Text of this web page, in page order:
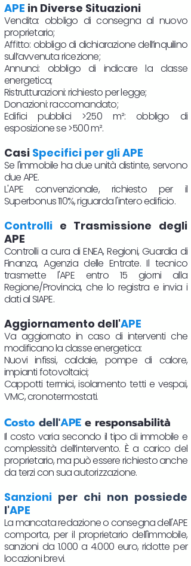
APE in Diverse Situazioni
Vendita: obbligo di consegna al nuovo
proprietario;
Affitto: obbligo di dichiarazione dell’inquilino
sull’avvenuta ricezione;
Annunci: obbligo di indicare la classe
energetica;
Ristrutturazioni: richiesto per legge;
Donazioni: raccomandato;
Edifici pubblici >250 m²: obbligo di
esposizione se >500 m².
Casi Specifici per gli APE
Se l'immobile ha due unità distinte, servono
due APE.
L'APE convenzionale, richiesto per il
Superbonus 110%, riguarda l'intero edificio.
Controlli e Trasmissione degli
APE
Controlli a cura di ENEA, Regioni, Guardia di
Finanza, Agenzia delle Entrate. Il tecnico
trasmette l'APE entro 15 giorni alla
Regione/Provincia, che lo registra e invia i
dati al SIAPE.
Aggiornamento dell'APE
Va aggiornato in caso di interventi che
modificano la classe energetica:
Nuovi infissi, caldaie, pompe di calore,
impianti fotovoltaici;
Cappotti termici, isolamento tetti e vespai,
VMC, cronotermostati.​
Costo dell'APE e responsabilità
Il costo varia secondo il tipo di immobile e
complessità dell’intervento. È a carico del
proprietario, ma può essere richiesto anche
da terzi con sua autorizzazione.
Sanzioni per chi non possiede
l'APE
La mancata redazione o consegna dell'APE
comporta, per il proprietario dell'immobile,
sanzioni da 1.000 a 4.000 euro, ridotte per
locazioni brevi.